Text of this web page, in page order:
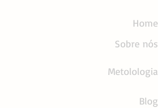
Home
Sobre nós
Metolologia
Blog